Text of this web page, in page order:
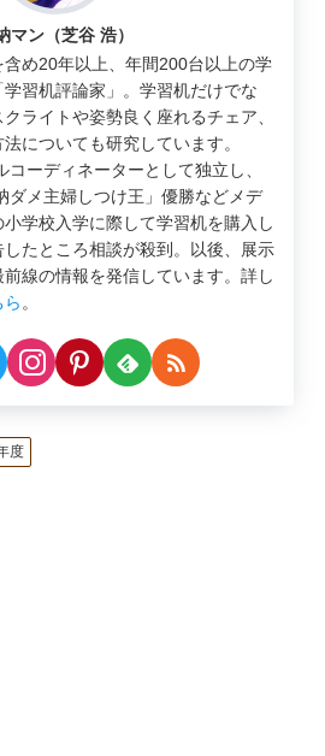
マン（芝谷 浩）
め20年以上、年間200台以上の学
習机評論家」。学習机だけでな
ライトや姿勢良く座れるチェア、
についても研究しています。
ーディネーターとして独立し、
ダメ主婦しつけ王」優勝などメデ
学校入学に際して学習机を購入し
たところ相談が殺到。以後、展示
線の情報を発信しています。詳し
ら 。
度